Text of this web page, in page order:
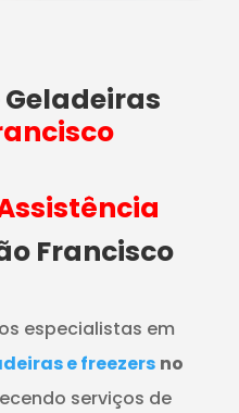
Francisco
especialistas em
e freezers no
serviços de